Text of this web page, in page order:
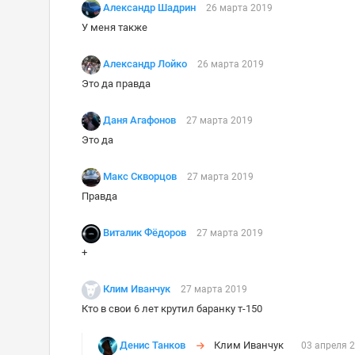
Александр Шадрин 26 марта 2019
У меня также
Александр Лойко 26 марта 2019
Это да правда
Даня Агафонов 27 марта 2019
Это да
Макс Скворцов 27 марта 2019
Правда
Виталик Фёдоров 27 марта 2019
+
Клим Иванчук 27 марта 2019
Кто в свои 6 лет крутил баранку т-150
Денис Танков Клим Иванчук 03 апреля